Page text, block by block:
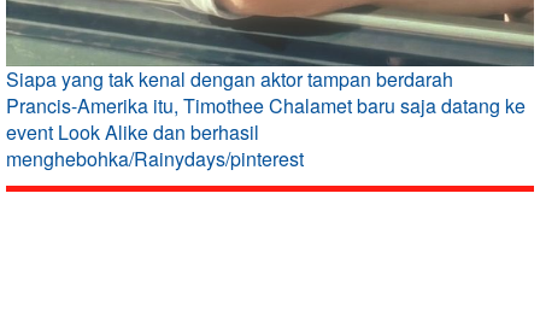
Siapa yang tak kenal dengan aktor tampan berdarah
Prancis-Amerika itu, Timothee Chalamet baru saja datang ke
event Look Alike dan berhasil
menghebohka/Rainydays/pinterest